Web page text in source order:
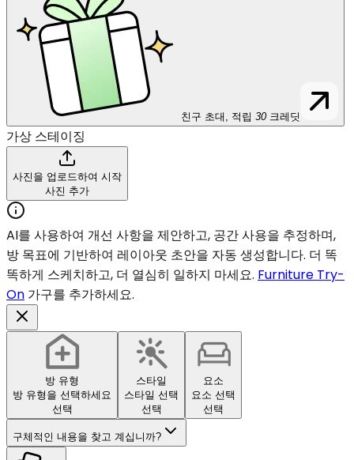
친구 초대, 적립 30 크레딧
가상 스테이징
사진을 업로드하여 시작
사진 추가
AI를 사용하여 개선 사항을 제안하고, 공간 사용을 추정하며,
방 목표에 기반하여 레이아웃 초안을 자동 생성합니다. 더 똑
똑하게 스케치하고, 더 열심히 일하지 마세요. Furniture Try-
On 가구를 추가하세요.
방 유형
방 유형을 선택하세요
선택
스타일
스타일 선택
선택
요소
요소 선택
선택
구체적인 내용을 찾고 계십니까?